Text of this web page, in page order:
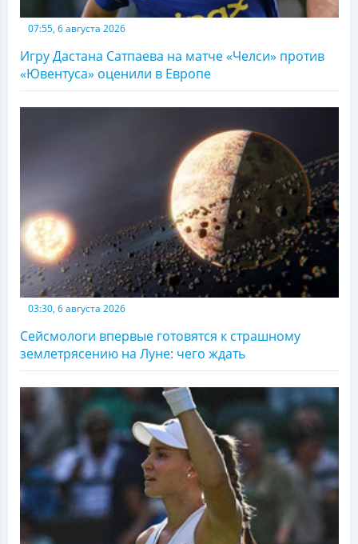
07:55, 6 августа 2026
Игру Дастана Сатпаева на матче «Челси» против
«Ювентуса» оценили в Европе
03:30, 6 августа 2026
Сейсмологи впервые готовятся к страшному
землетрясению на Луне: чего ждать